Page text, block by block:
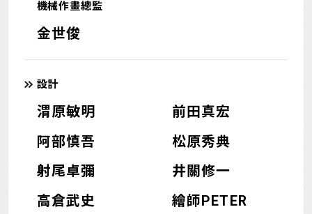
機械作畫總監
金世俊
設計
渭原敏明
前田真宏
阿部慎吾
松原秀典
射尾卓彌
井關修一
高倉武史
繪師PETER